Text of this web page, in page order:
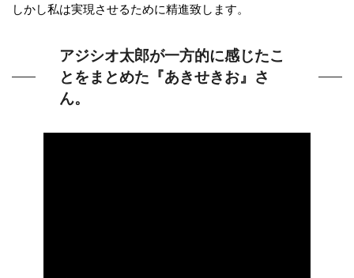
しかし私は実現させるために精進致します。
アジシオ太郎が一方的に感じたこ
とをまとめた『あきせきお』さ
ん。